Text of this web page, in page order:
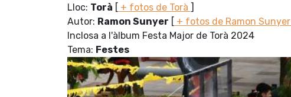
Lloc: Torà [ + fotos de Torà ]
Autor: Ramon Sunyer [ + fotos de Ramon Sunyer
Inclosa a l'àlbum Festa Major de Torà 2024
Tema: Festes